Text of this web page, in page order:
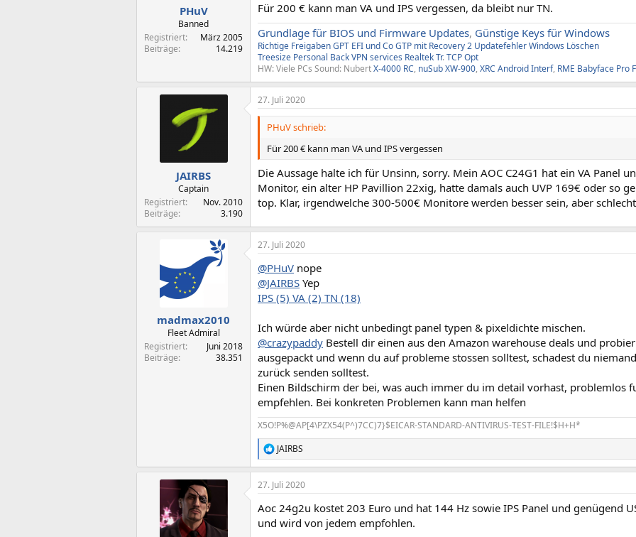
PHuV
Banned
Registriert
März 2005
Beiträge
14.219
Für 200 € kann man VA und IPS vergessen, da bleibt nur TN.
Grundlage für BIOS und Firmware Updates, Günstige Keys für Windows
Richtige FreigabenGPT EFI und CoGTP mit Recovery2 Updatefehler Windows Löschen
Treesize Personal BackVPN services Realtek Tr.TCP Opt
HW: Viele PCs Sound: NubertX-4000 RC, nuSub XW-900, XRC Android Interf, RME Babyface Pro
JAIRBS
Captain
Registriert
Nov. 2010
Beiträge
3.190
27. Juli 2020
PHuV schrieb:
Für 200 € kann man VA und IPS vergessen
Die Aussage halte ich für Unsinn, sorry. Mein AOC C24G1 hat ein VA Panel
Monitor, ein alter HP Pavillion 22xig, hatte damals auch UVP 169€ oder so
top. Klar, irgendwelche 300-500€ Monitore werden besser sein, aber
madmax2010
Fleet Admiral
Registriert
Juni 2018
Beiträge
38.351
27. Juli 2020
@PHuV nope
@JAIRBS Yep
IPS (5) VA (2) TN (18)
Ich würde aber nicht unbedingt panel typen & pixeldichte mischen.
@crazypaddy Bestell dir einen aus den Amazon warehouse deals und
ausgepackt und wenn du auf probleme stossen solltest, schadest du
zurück senden solltest.
Einen Bildschirm der bei, was auch immer du im detail vorhast, problemlos
empfehlen. Bei konkreten Problemen kann man helfen
X5O!P%@AP[4\PZX54(P^)7CC)7}$EICAR-STANDARD-ANTIVIRUS-TEST-FILE!$H+H*
R
e
a
k
i
o
JAIRBS
27. Juli 2020
Aoc 24g2u kostet 203 Euro und hat 144 Hz sowie IPS Panel und genügend
und wird von jedem empfohlen.